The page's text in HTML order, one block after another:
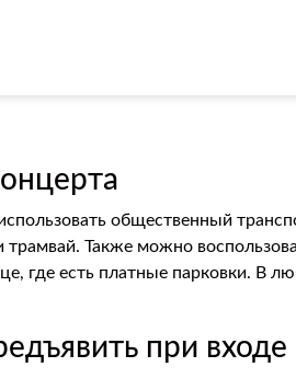
общественный
Также можно
где есть платные парковки. В
при